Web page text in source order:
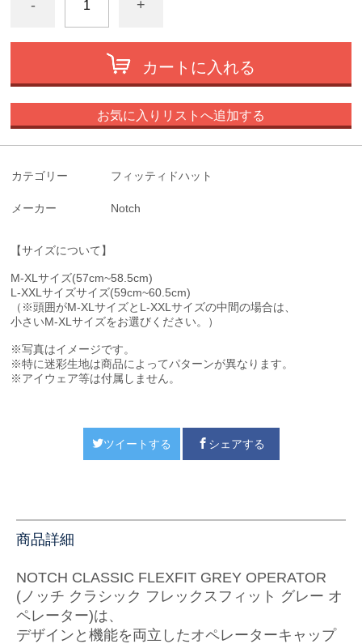
- +
カートに入れる
お気に入りリストへ追加する
カテゴリー フィッティドハット
メーカー Notch
【サイズについて】
M-XLサイズ(57cm~58.5cm)
L-XXLサイズサイズ(59cm~60.5cm)
（※頭囲がM-XLサイズとL-XXLサイズの中間の場合は、
小さいM-XLサイズをお選びください。）
※写真はイメージです。
※特に迷彩生地は商品によってパターンが異なります。
※アイウェア等は付属しません。
ツイートする シェアする
商品詳細
NOTCH CLASSIC FLEXFIT GREY OPERATOR
(ノッチ クラシック フレックスフィット グレー オ
ペレーター)は、
デザインと機能を両立したオペレーターキャップ